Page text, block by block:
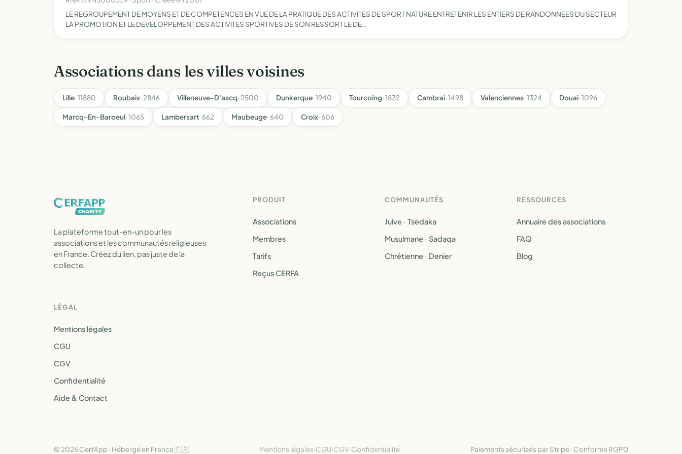
LE REGROUPEMENT DE MOYENS ET DE COMPETENCES EN VUE DE LA PRATIQUE DES ACTIVITES DE SPORT NATURE ENTRETENIR LES ENTIERS DE RANDONNEES DU SECTEUR
LA PROMOTION ET LE DEVELOPPEMENT DES ACTIVITES SPORTIVES DE SON RESSORT LE DE…
Associations dans les villes voisines
Lille· 11880 Roubaix· 2846 Villeneuve-D'ascq· 2500 Dunkerque· 1940 Tourcoing· 1832 Cambrai· 1498 Valenciennes· 1324 Douai· 1096
Marcq-En-Baroeul· 1065 Lambersart· 662 Maubeuge· 640 Croix· 606
La plateforme tout-en-un pour les
associations et les communautés religieuses
en France. Créez du lien, pas juste de la
collecte.
PRODUIT
Associations
Membres
Tarifs
Reçus CERFA
COMMUNAUTÉS
Juive · Tsedaka
Musulmane · Sadaqa
Chrétienne · Denier
RESSOURCES
Annuaire des associations
FAQ
Blog
LÉGAL
Mentions légales
CGU
CGV
Confidentialité
Aide & Contact
© 2026 CerfApp · Hébergé en France 🇫🇷 Mentions légales·CGU·CGV·Confidentialité Paiements sécurisés par Stripe · Conforme RGPD